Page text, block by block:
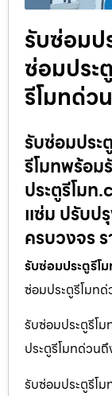
รับซ่อมป
ซ่อมประ
รีโมทด่ว
รับซ่อมประ
รีโมทพร้อม
ประตูรีโม
แซ่ม ปรับป
ครบวงจร
รับซ่อมประตูรีโม
ซ่อมประตูรีโมท
รับซ่อมประตูรีโม
ประตูรีโมทด่วน
รับซ่อมประตูรีโม